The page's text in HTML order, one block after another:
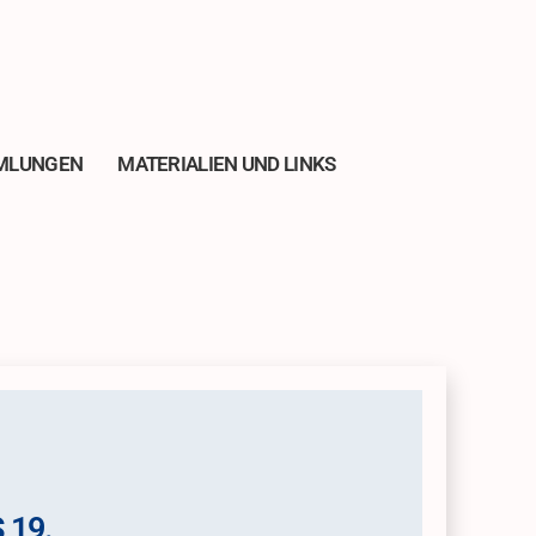
MATERIALIEN UND LINKS